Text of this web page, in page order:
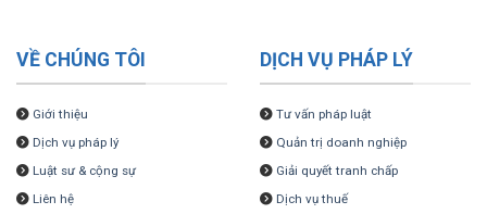
VỀ CHÚNG TÔI
Giới thiệu
Dịch vụ pháp lý
Luật sư & cộng sự
Liên hệ
DỊCH VỤ PHÁP LÝ
Tư vấn pháp luật
Quản trị doanh nghiệp
Giải quyết tranh chấp
Dịch vụ thuế